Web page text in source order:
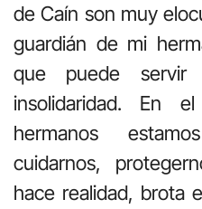
de Caín son muy
guardián de mi
que puede
insolidaridad. En
hermanos
cuidarnos,
hace realidad, brota